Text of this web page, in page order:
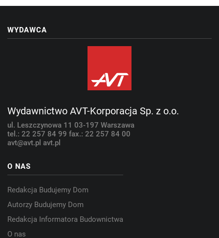
WYDAWCA
Wydawnictwo AVT-Korporacja Sp. z o.o.
ul. Leszczynowa 11 03-197 Warszawa
tel.: 22 257 84 99 fax.: 22 257 84 00
avt@avt.pl avt.pl
O NAS
Redakcja Budujemy Dom
Autorzy Budujemy Dom
Redakcja Informatora Budownictwa
O nas